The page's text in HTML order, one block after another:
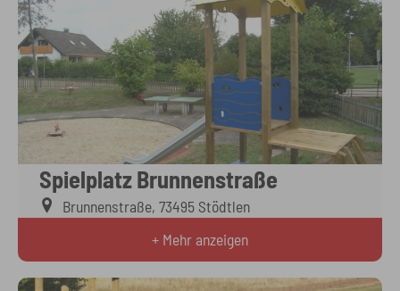
Spielplatz Brunnenstraße
Brunnenstraße, 73495 Stödtlen
+ Mehr anzeigen